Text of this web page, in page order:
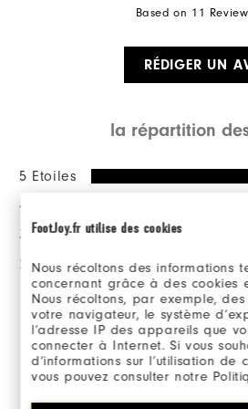
FootJoy.fr utilise des cookies
Nous récoltons des informations
concernant grâce à des cookies
Nous récoltons, par exemple,
votre navigateur, le système
l’adresse IP des appareils que
connecter à Internet. Si vous
d’informations sur l’utilisation de
vous pouvez consulter notre
Based on 11
RÉDIGER UN
la répartition
5 Etoiles
4 Etoiles
3 Etoiles
2 Etoiles
1 Etoile
100%
des